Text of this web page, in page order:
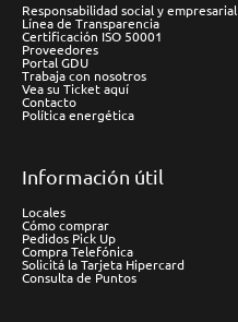
Responsabilidad social y empresarial
Línea de Transparencia
Certificación ISO 50001
Proveedores
Portal GDU
Trabaja con nosotros
Vea su Ticket aquí
Contacto
Política energética
Información útil
Locales
Cómo comprar
Pedidos Pick Up
Compra Telefónica
Solicitá la Tarjeta Hipercard
Consulta de Puntos